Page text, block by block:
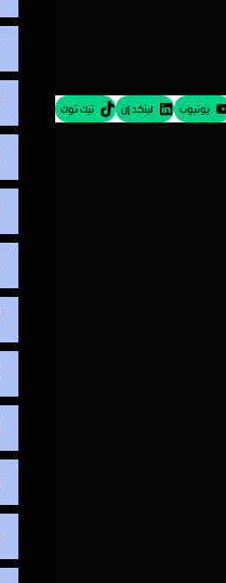
يوتيوب لينكد إن تيك توك